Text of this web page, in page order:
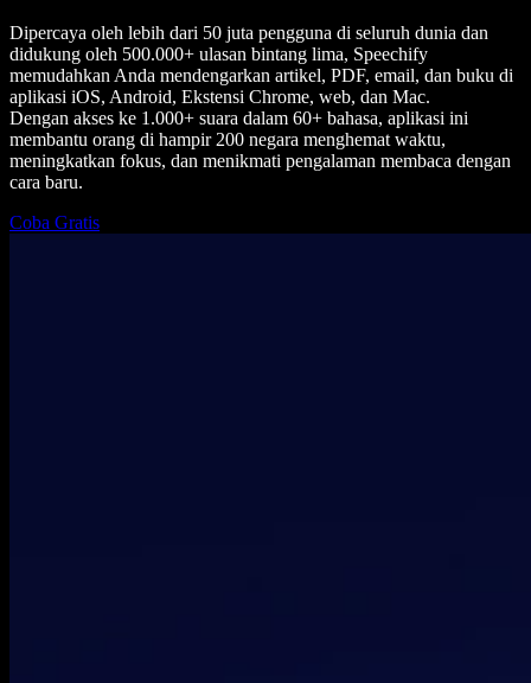
Dipercaya oleh lebih dari 50 juta pengguna di seluruh dunia dan
didukung oleh 500.000+ ulasan bintang lima, Speechify
memudahkan Anda mendengarkan artikel, PDF, email, dan buku di
aplikasi iOS, Android, Ekstensi Chrome, web, dan Mac.
Dengan akses ke 1.000+ suara dalam 60+ bahasa, aplikasi ini
membantu orang di hampir 200 negara menghemat waktu,
meningkatkan fokus, dan menikmati pengalaman membaca dengan
cara baru.
Coba Gratis